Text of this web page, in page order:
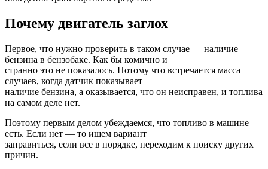
Почему двигатель заглох
Первое, что нужно проверить в таком случае — наличие
бензина в бензобаке. Как бы комично и
странно это не показалось. Потому что встречается масса
случаев, когда датчик показывает
наличие бензина, а оказывается, что он неисправен, и топлива
на самом деле нет.
Поэтому первым делом убеждаемся, что топливо в машине
есть. Если нет — то ищем вариант
заправиться, если все в порядке, переходим к поиску других
причин.